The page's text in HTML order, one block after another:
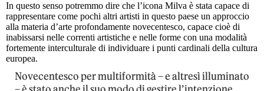
In questo senso potremmo dire che l’icona Milva è stata capace di
rappresentare come pochi altri artisti in questo paese un approccio
alla materia d’arte profondamente novecentesco, capace cioè di
inabissarsi nelle correnti artistiche e nelle forme con una modalità
fortemente interculturale di individuare i punti cardinali della cultura
europea.
Novecentesco per multiformità – e altresì illuminato